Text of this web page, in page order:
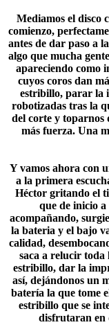
Mediamos el disco
comienzo,
antes de dar paso a
algo que mucha
apareciendo como
cuyos coros dan
estribillo, parar la
robotizadas tras la
del corte y toparnos
más fuerza. Una
Y vamos ahora con
a la primera
Héctor gritando el
que de inicio
acompañando,
la bateria y el bajo
calidad,
saca a relucir toda
estribillo, dar la
así, dejándonos un
batería la que tome
estribillo que se
disfrutaran en